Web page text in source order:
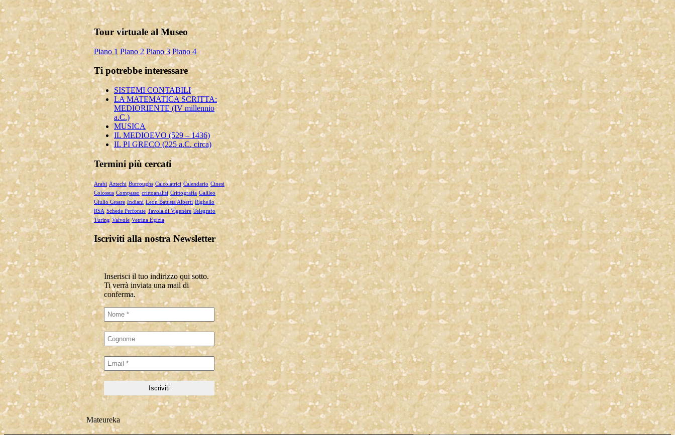
Mateureka: Il museo di Pennabilli
riconosciuto fra i cinque più autorevoli in
Europa
Il Museo Mateureka è stato riconosciuto
dalla rivista UMI (Unione Matematici
Italiani) tra i cinque più autorevol...
Articolo RiminiIn
Articolo RiminiIn...
Articolo Geronimo maggio 2025
Articolo Geronimo, maggio 2025...
Tour virtuale al Museo
Piano 1 Piano 2 Piano 3 Piano 4
Ti potrebbe interessare
SISTEMI CONTABILI
LA MATEMATICA SCRITTA:
MEDIORIENTE (IV millennio
a.C.)
MUSICA
IL MEDIOEVO (529 – 1436)
IL PI GRECO (225 a.C. circa)
Termini più cercati
Arabi Aztechi Burroughs Calcolatrici Calendario Cinesi
Colossus Compasso crittoanalisi Crittografia Galileo
Giulio Cesare Indiani Leon Battista Alberti Righello
RSA Schede Perforate Tavola di Vigenère Telegrafo
Turing Valvole Vetrina Egizia
Iscriviti alla nostra Newsletter
Inserisci il tuo indirizzo qui sotto.
Ti verrà inviata una mail di
conferma.
Mateureka